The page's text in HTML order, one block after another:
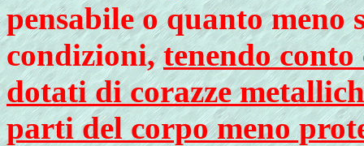
pensabile o quanto
condizioni,tenendo
dotati di corazze
parti del corpo meno